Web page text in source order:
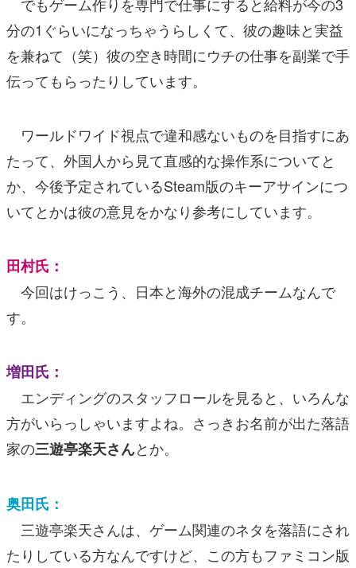
分の1ぐらいになっちゃうらしくて、彼の趣味と実益
を兼ねて（笑）彼の空き時間にウチの仕事を副業で手
伝ってもらったりしています。
ワールドワイド視点で違和感ないものを目指すにあ
たって、外国人から見て直感的な操作系についてと
か、今後予定されているSteam版のキーアサインにつ
いてとかは彼の意見をかなり参考にしています。
田村氏：
今回はけっこう、日本と海外の混成チームなんで
す。
増田氏：
エンディングのスタッフロールを見ると、いろんな
方がいらっしゃいますよね。さっきお名前が出た落語
家の三遊亭楽天さんとか。
奥田氏：
三遊亭楽天さんは、ゲーム関連のネタを落語にされ
たりしている方なんですけど、この方もファミコン版